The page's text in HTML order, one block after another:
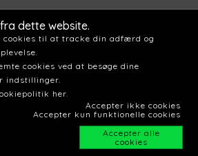
dette website.
cookies til at tracke din adfærd og
cookies ved at besøge dine
indstillinger.
her.
Accepter ikke cookies
Accepter kun funktionelle cookies
Accepter alle
cookies